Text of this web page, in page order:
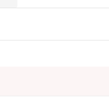
スポーツイベント「RAGE(レ
PRO-WRESTLING
より、興行本部が新設され、
も、サイバーエージェント
収益創出を総合的に推進し、